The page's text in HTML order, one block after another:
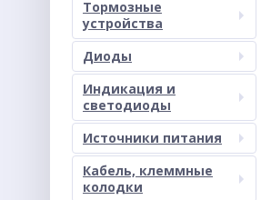
Тормозные
устройства
Диоды
Индикация и
светодиоды
Источники питания
Кабель, клеммные
колодки